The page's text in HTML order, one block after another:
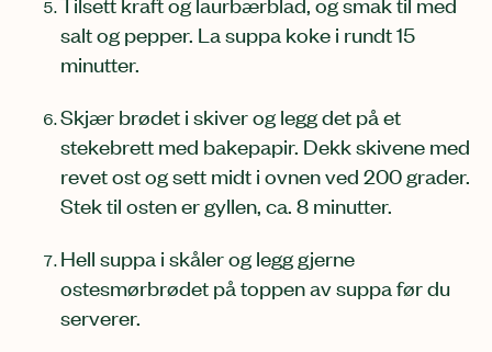
salt og pepper. La suppa koke i rundt 15
minutter.
Skjær brødet i skiver og legg det på et
stekebrett med bakepapir. Dekk skivene med
revet ost og sett midt i ovnen ved 200 grader.
Stek til osten er gyllen, ca. 8 minutter.
Hell suppa i skåler og legg gjerne
ostesmørbrødet på toppen av suppa før du
serverer.